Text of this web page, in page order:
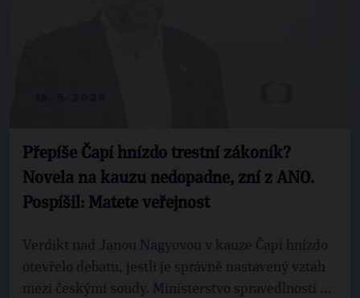
Přepíše Čapí hnízdo trestní zákoník?
Novela na kauzu nedopadne, zní z ANO.
Pospíšil: Matete veřejnost
Verdikt nad Janou Nagyovou v kauze Čapí hnízdo
otevřelo debatu, jestli je správně nastavený vztah
mezi českými soudy. Ministerstvo spravedlnosti ...